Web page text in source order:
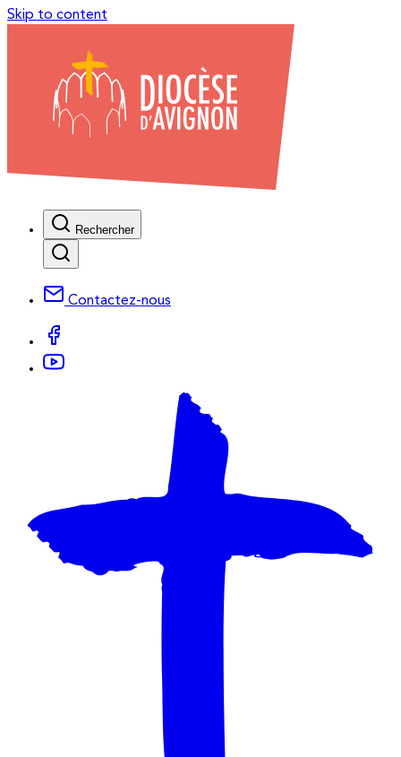
Skip to content
Rechercher
Contactez-nous